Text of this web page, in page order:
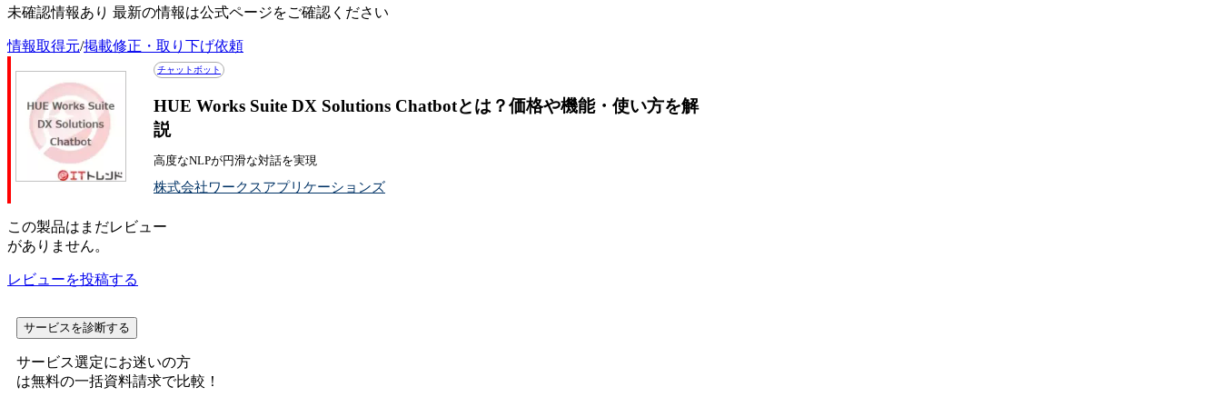
未確認情報あり 最新の情報は公式ページをご確認ください
情報取得元/掲載修正・取り下げ依頼
チャットボット
HUE Works Suite DX Solutions Chatbotとは？価格や機能・使い方を解
説
高度なNLPが円滑な対話を実現
株式会社ワークスアプリケーションズ
この製品はまだレビュー
がありません。
レビューを投稿する
サービスを診断する
サービス選定にお迷いの方
は無料の一括資料請求で比較！